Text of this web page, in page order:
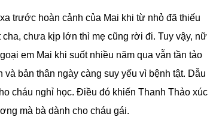
trước hoàn cảnh của Mai khi từ nhỏ đã thiếu
chưa kịp lớn thì mẹ cũng rời đi. Tuy vậy, nữ
em Mai khi suốt nhiều năm qua vẫn tần tảo
bản thân ngày càng suy yếu vì bệnh tật. Dẫu
cháu nghỉ học. Điều đó khiến Thanh Thảo xúc
mà bà dành cho cháu gái.